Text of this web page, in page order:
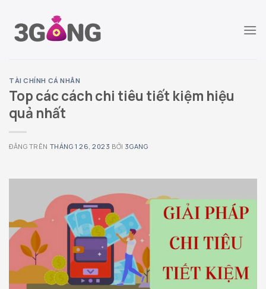
đến
TÀI CHÍNH CÁ NHÂN
Top các cách chi tiêu tiết kiệm hiệu
quả nhất
ĐĂNG TRÊN THÁNG 1 26, 2023 BỞI 3GANG